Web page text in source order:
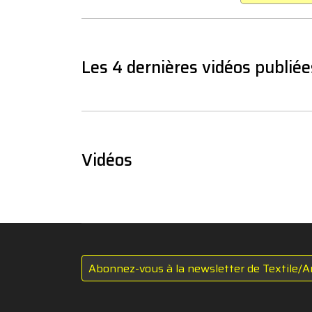
Les 4 dernières vidéos
Vidéos
Abonnez-vous à la newsletter de Textile/